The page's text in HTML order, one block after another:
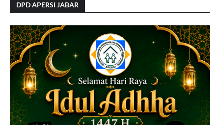
DPD APERSI JABAR